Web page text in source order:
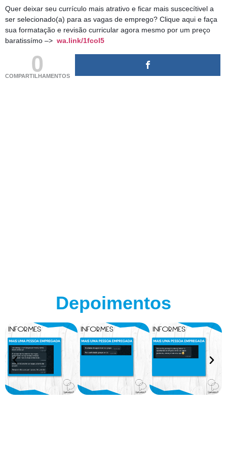
Quer deixar seu currículo mais atrativo e ficar mais suscecítivel a
ser selecionado(a) para as vagas de emprego? Clique aqui e faça
sua formatação e revisão curricular agora mesmo por um preço
baratissímo –> wa.link/1fcol5
0
COMPARTILHAMENTOS
Depoimentos